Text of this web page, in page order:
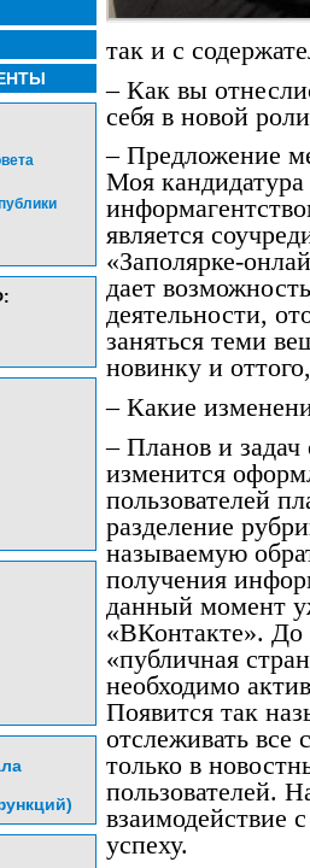
так и с
– Как вы
себя в новой
– Предложение
Моя
является
«Заполярке-
дает
деятельности,
заняться теми
новинку и
– Какие
– Планов и
изменится
пользователей
разделение
называемую
получения
данный момент
«ВКонтакте». До
«публичная
необходимо
Появится так
отслеживать все
только в
пользователей.
взаимодействие
успеху.